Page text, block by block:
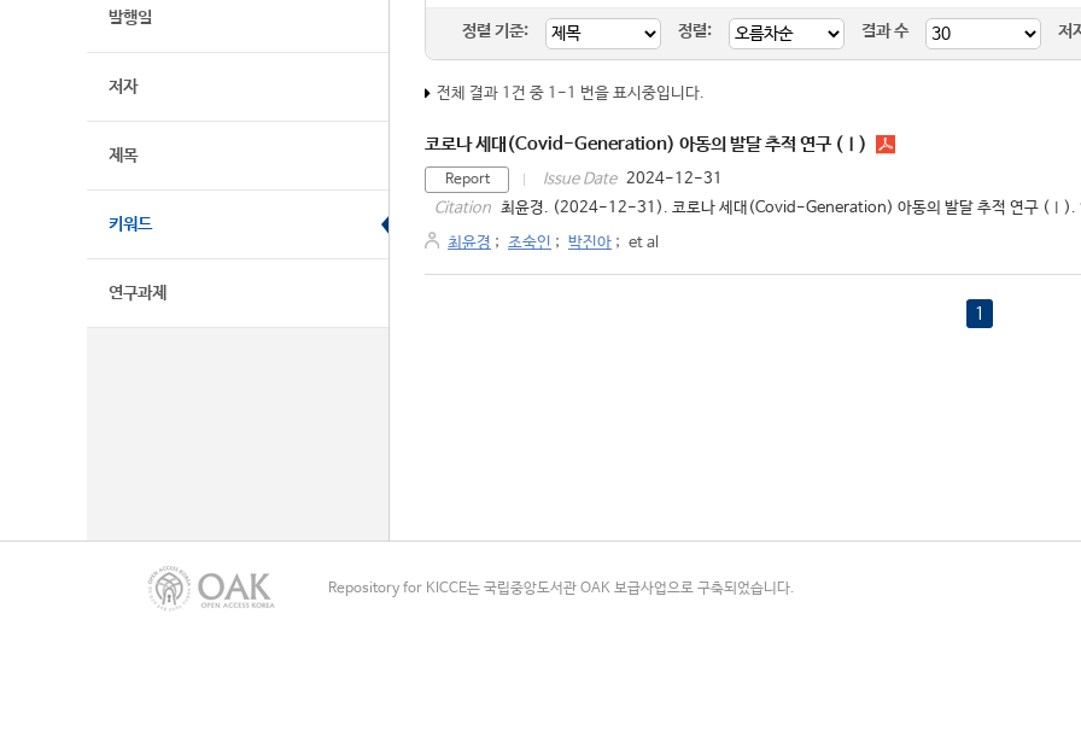
발행일
저자
제목
키워드
연구과제
정렬 기준: 정렬: 결과 수 저
전체 결과 1건 중 1-1 번을 표시중입니다.
코로나 세대(Covid-Generation) 아동의 발달 추적 연구 (Ⅰ)
Report Issue Date 2024-12-31
Citation 최윤경. (2024-12-31). 코로나 세대(Covid-Generation) 아동의 발달 추적 연구
최윤경 ; 조숙인 ; 박진아 ; et al
1
Repository for KICCE는 국립중앙도서관 OAK 보급사업으로 구축되었습니다.